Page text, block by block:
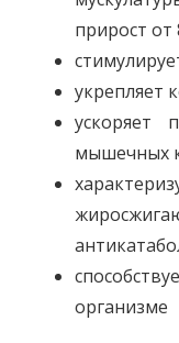
прирост
укрепляет
ускоряет
мышечных
организме